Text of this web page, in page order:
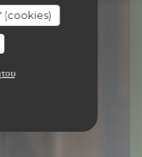
(cookies)
L ETOILE